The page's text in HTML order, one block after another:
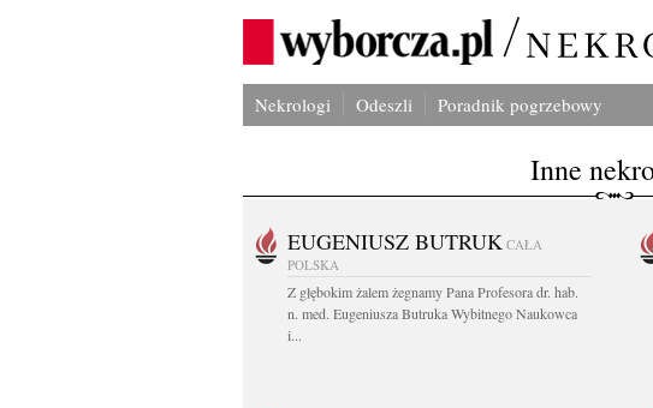
Nekrologi Odeszli Poradnik pogrzebowy
Inne
EUGENIUSZ BUTRUK CAŁA
POLSKA
Z głębokim żalem żegnamy Pana Profesora dr. hab.
n. med. Eugeniusza Butruka Wybitnego Naukowca
i...